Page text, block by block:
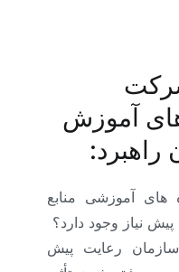
آموزش
راهبرد:
های آموزشی منابع
نیاز وجود دارد؟
رعایت پیش